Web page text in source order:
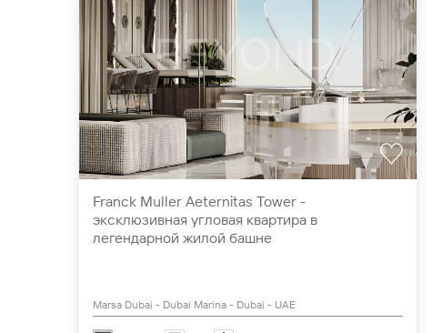
Franck Muller Aeternitas Tower -
эксклюзивная угловая квартира в
легендарной жилой башне
Marsa Dubai - Dubai Marina - Dubai - UAE